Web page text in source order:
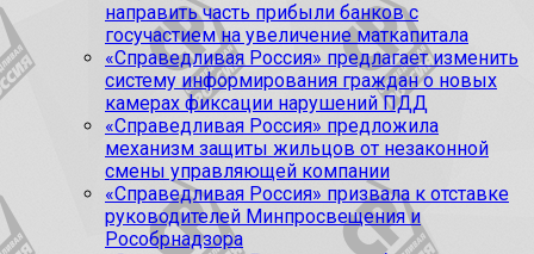
направить часть прибыли банков с
госучастием на увеличение маткапитала
«Справедливая Россия» предлагает изменить
систему информирования граждан о новых
камерах фиксации нарушений ПДД
«Справедливая Россия» предложила
механизм защиты жильцов от незаконной
смены управляющей компании
«Справедливая Россия» призвала к отставке
руководителей Минпросвещения и
Рособрнадзора